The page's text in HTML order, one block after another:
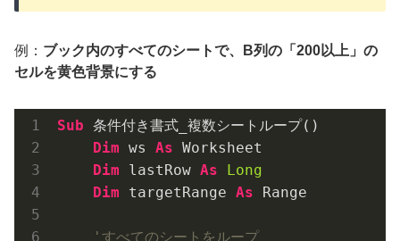
例： ブック内のすべてのシートで、B列の「200以上」の
セルを黄色背景にする
Sub 条件付き書式_複数シートループ()
Dim ws As Worksheet
Dim lastRow As
Long
Dim targetRange As Range
'すべてのシートをループ